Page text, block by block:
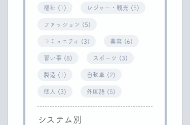
福祉 (1) レジャー・観光 (5)
ファッション (5)
コミュニティ (3) 美容 (6)
習い事 (8) スポーツ (3)
製造 (1) 自動車 (2)
個人 (3) 外国語 (5)
システム別